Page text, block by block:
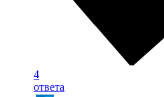
4
ответа